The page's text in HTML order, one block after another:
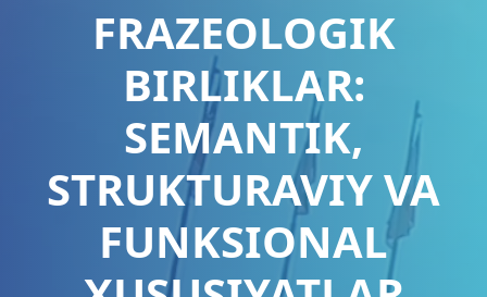
FRAZEOLOGIK
BIRLIKLAR:
SEMANTIK,
STRUKTURAVIY VA
FUNKSIONAL